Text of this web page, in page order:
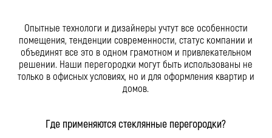
Опытные технологи и дизайнеры учтут все особенности
помещения, тенденции современности, статус компании и
объединят все это в одном грамотном и привлекательном
решении. Наши перегородки могут быть использованы не
только в офисных условиях, но и для оформления квартир и
домов.
Где применяются стеклянные перегородки?